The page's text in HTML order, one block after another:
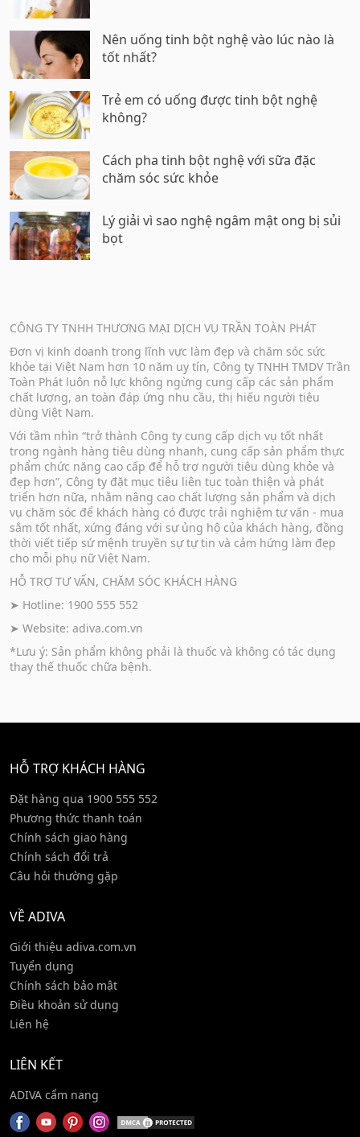
Nên uống tinh bột nghệ vào lúc nào là
tốt nhất?
Trẻ em có uống được tinh bột nghệ
không?
Cách pha tinh bột nghệ với sữa đặc
chăm sóc sức khỏe
Lý giải vì sao nghệ ngâm mật ong bị sủi
bọt
CÔNG TY TNHH THƯƠNG MẠI DỊCH VỤ TRẦN TOÀN PHÁT
Đơn vị kinh doanh trong lĩnh vực làm đẹp và chăm sóc sức
khỏe tại Việt Nam hơn 10 năm uy tín, Công ty TNHH TMDV Trần
Toàn Phát luôn nỗ lực không ngừng cung cấp các sản phẩm
chất lượng, an toàn đáp ứng nhu cầu, thị hiếu người tiêu
dùng Việt Nam.
Với tầm nhìn “trở thành Công ty cung cấp dịch vụ tốt nhất
trong ngành hàng tiêu dùng nhanh, cung cấp sản phẩm thực
phẩm chức năng cao cấp để hỗ trợ người tiêu dùng khỏe và
đẹp hơn”, Công ty đặt mục tiêu liên tục toàn thiện và phát
triển hơn nữa, nhằm nâng cao chất lượng sản phẩm và dịch
vụ chăm sóc để khách hàng có được trải nghiệm tư vấn - mua
sắm tốt nhất, xứng đáng với sự ủng hộ của khách hàng, đồng
thời viết tiếp sứ mệnh truyền sự tự tin và cảm hứng làm đẹp
cho mỗi phụ nữ Việt Nam.
HỖ TRỢ TƯ VẤN, CHĂM SÓC KHÁCH HÀNG
➤ Hotline: 1900 555 552
➤ Website: adiva.com.vn
*Lưu ý: Sản phẩm không phải là thuốc và không có tác dụng
thay thế thuốc chữa bệnh.
HỖ TRỢ KHÁCH HÀNG
Đặt hàng qua 1900 555 552
Phương thức thanh toán
Chính sách giao hàng
Chính sách đổi trả
Câu hỏi thường gặp
VỀ ADIVA
Giới thiệu adiva.com.vn
Tuyển dụng
Chính sách bảo mật
Điều khoản sử dụng
Liên hệ
LIÊN KẾT
ADIVA cẩm nang